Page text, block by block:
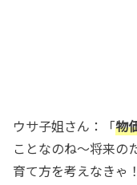
ウサ子姐さん：「物
ことなのね～将来の
育て方を考えなきゃ